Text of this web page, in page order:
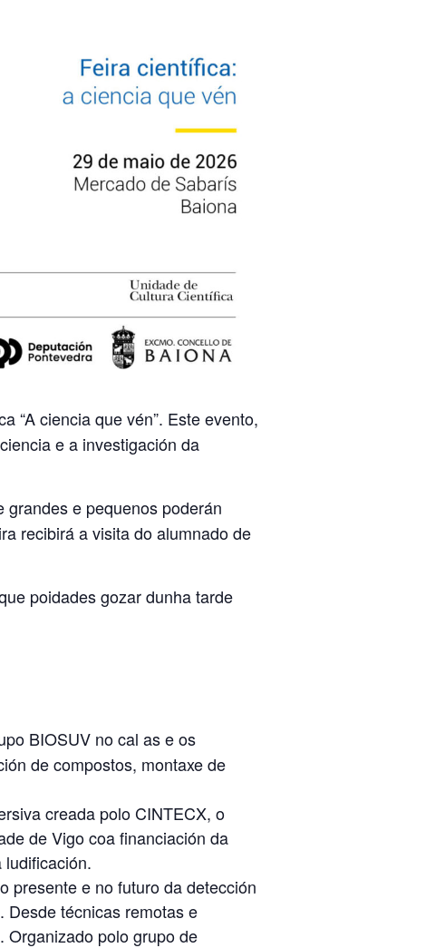
“A ciencia que vén”. Este evento,
e a investigación da
grandes e pequenos poderán
recibirá a visita do alumnado de
poidades gozar dunha tarde
BIOSUV no cal as e os
de compostos, montaxe de
creada polo CINTECX, o
de Vigo coa financiación da
presente e no futuro da detección
Desde técnicas remotas e
Organizado polo grupo de